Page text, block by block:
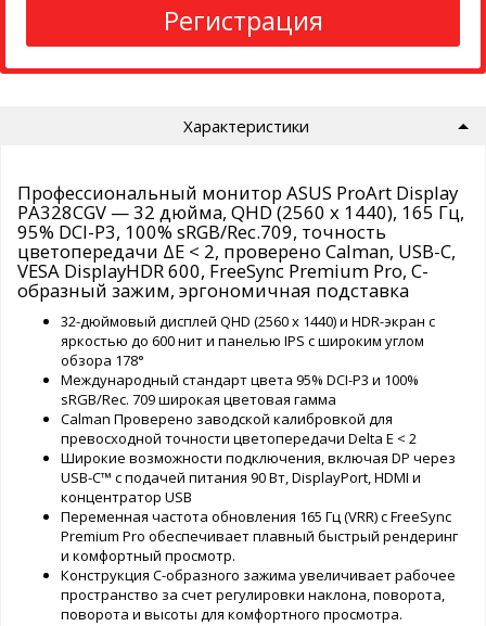
Регистрация
Характеристики
Профессиональный монитор ASUS ProArt Display
PA328CGV — 32 дюйма, QHD (2560 x 1440), 165 Гц,
95% DCI-P3, 100% sRGB/Rec.709, точность
цветопередачи ΔE < 2, проверено Calman, USB-C,
VESA DisplayHDR 600, FreeSync Premium Pro, C-
образный зажим, эргономичная подставка
32-дюймовый дисплей QHD (2560 x 1440) и HDR-экран с
яркостью до 600 нит и панелью IPS с широким углом
обзора 178°
Международный стандарт цвета 95% DCI-P3 и 100%
sRGB/Rec. 709 широкая цветовая гамма
Calman Проверено заводской калибровкой для
превосходной точности цветопередачи Delta E < 2
Широкие возможности подключения, включая DP через
USB-C™ с подачей питания 90 Вт, DisplayPort, HDMI и
концентратор USB
Переменная частота обновления 165 Гц (VRR) с FreeSync
Premium Pro обеспечивает плавный быстрый рендеринг
и комфортный просмотр.
Конструкция C-образного зажима увеличивает рабочее
пространство за счет регулировки наклона, поворота,
поворота и высоты для комфортного просмотра.